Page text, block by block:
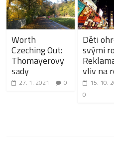
Worth
Czeching Out:
Thomayerovy
sady
27. 1. 2021 0
Děti
svými
vliv na
15. 10.
0